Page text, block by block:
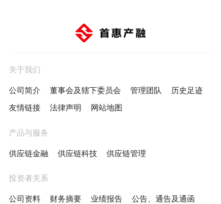
关于我们
公司简介 董事会及辖下委员会 管理团队 历史足迹
友情链接 法律声明 网站地图
产品与服务
供应链金融 供应链科技 供应链管理
投资者关系
公司资料 财务摘要 业绩报告 公告、通告及通函